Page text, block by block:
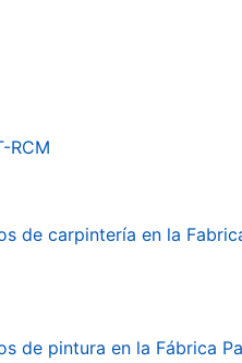
RCM
de carpintería en la
de pintura en la Fábrica